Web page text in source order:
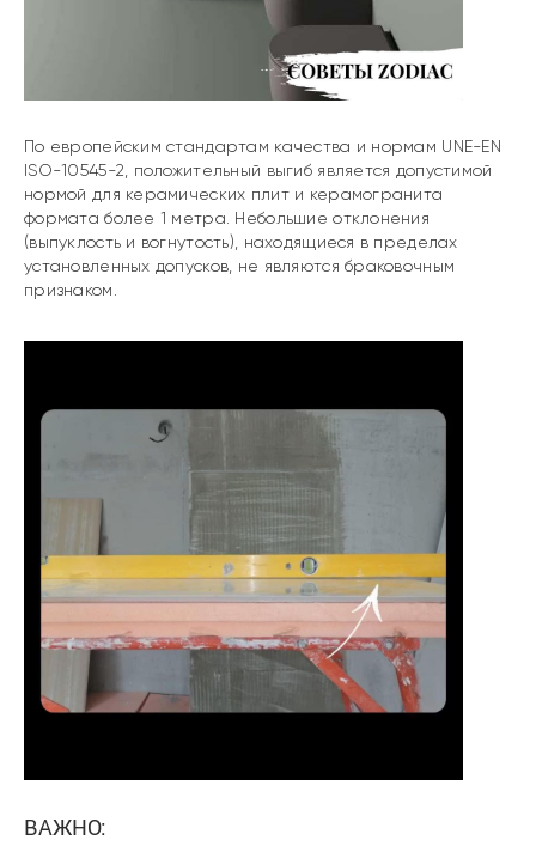
По европейским стандартам качества и нормам UNE-EN
ISO-10545-2, положительный выгиб является допустимой
нормой для керамических плит и керамогранита
формата более 1 метра. Небольшие отклонения
(выпуклость и вогнутость), находящиеся в пределах
установленных допусков, не являются браковочным
признаком.
ВАЖНО: